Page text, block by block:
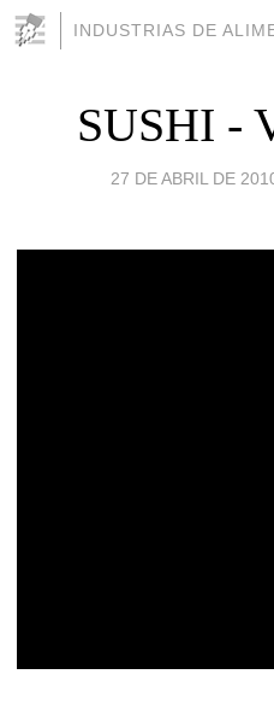
INDUSTRIAS DE
SUSHI -
27 DE ABRIL DE